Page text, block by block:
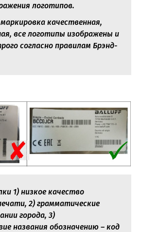
логотипов.
качественная,
все логотипы изображены и
согласно правилам Брэнд-
1) низкое качество
2) грамматические
города, 3)
названия обозначению – код